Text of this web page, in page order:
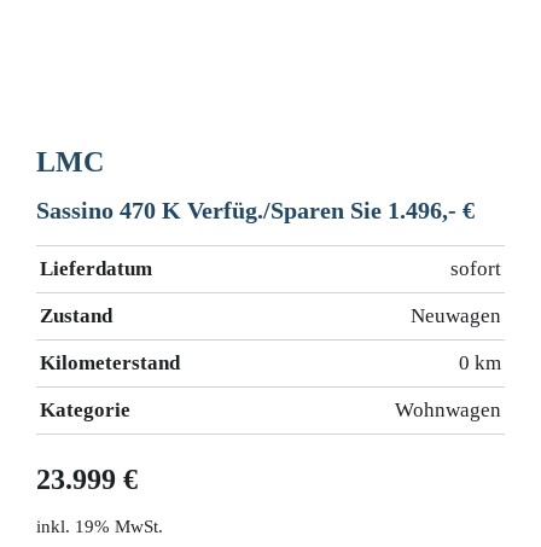
LMC
Sassino 470 K Verfüg./Sparen Sie 1.496,- €
Lieferdatum sofort
Zustand Neuwagen
Kilometerstand 0 km
Kategorie Wohnwagen
23.999 €
19% MwSt.